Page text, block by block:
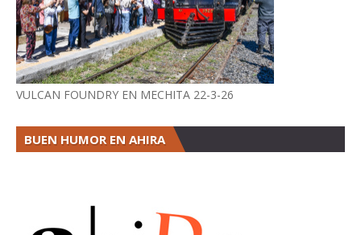
VULCAN FOUNDRY EN MECHITA 22-3-26
BUEN HUMOR EN AHIRA